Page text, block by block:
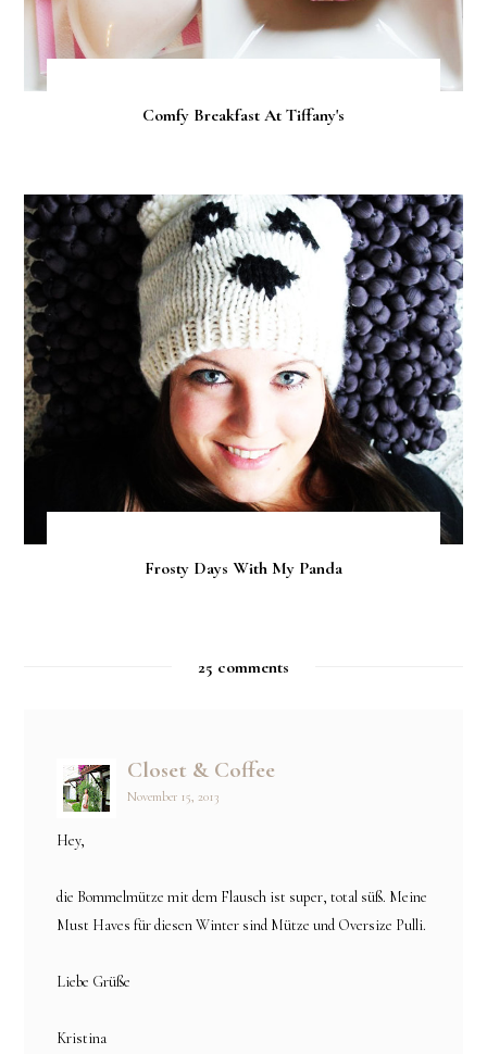
Comfy Breakfast At Tiffany's
Frosty Days With My Panda
25 comments
Closet & Coffee
November 15, 2013
Hey,
die Bommelmütze mit dem Flausch ist super, total süß. Meine
Must Haves für diesen Winter sind Mütze und Oversize Pulli.
Liebe Grüße
Kristina